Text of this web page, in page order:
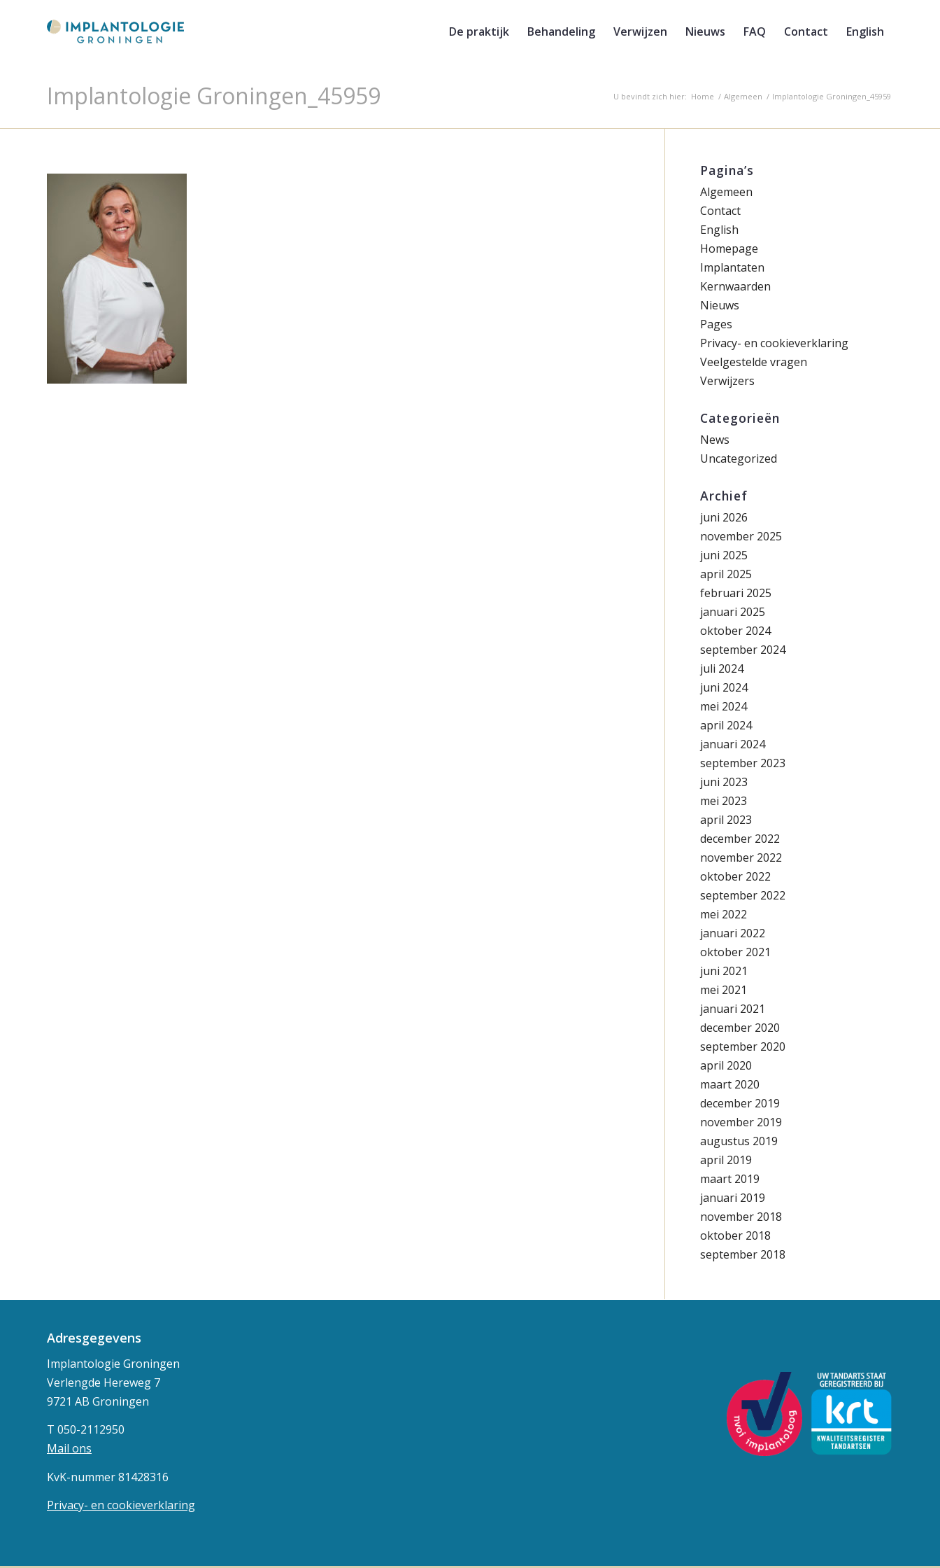
De praktijk Behandeling Verwijzen Nieuws FAQ Contact English
Implantologie Groningen_45959 U bevindt zich hier: Home / Algemeen / Implantologie Groningen_45959
Pagina’s
Algemeen
Contact
English
Homepage
Implantaten
Kernwaarden
Nieuws
Pages
Privacy- en cookieverklaring
Veelgestelde vragen
Verwijzers
Categorieën
News
Uncategorized
Archief
juni 2026
november 2025
juni 2025
april 2025
februari 2025
januari 2025
oktober 2024
september 2024
juli 2024
juni 2024
mei 2024
april 2024
januari 2024
september 2023
juni 2023
mei 2023
april 2023
december 2022
november 2022
oktober 2022
september 2022
mei 2022
januari 2022
oktober 2021
juni 2021
mei 2021
januari 2021
december 2020
september 2020
april 2020
maart 2020
december 2019
november 2019
augustus 2019
april 2019
maart 2019
januari 2019
november 2018
oktober 2018
september 2018
Adresgegevens
Implantologie Groningen
Verlengde Hereweg 7
9721 AB Groningen
T 050-2112950
Mail ons
KvK-nummer 81428316
Privacy- en cookieverklaring